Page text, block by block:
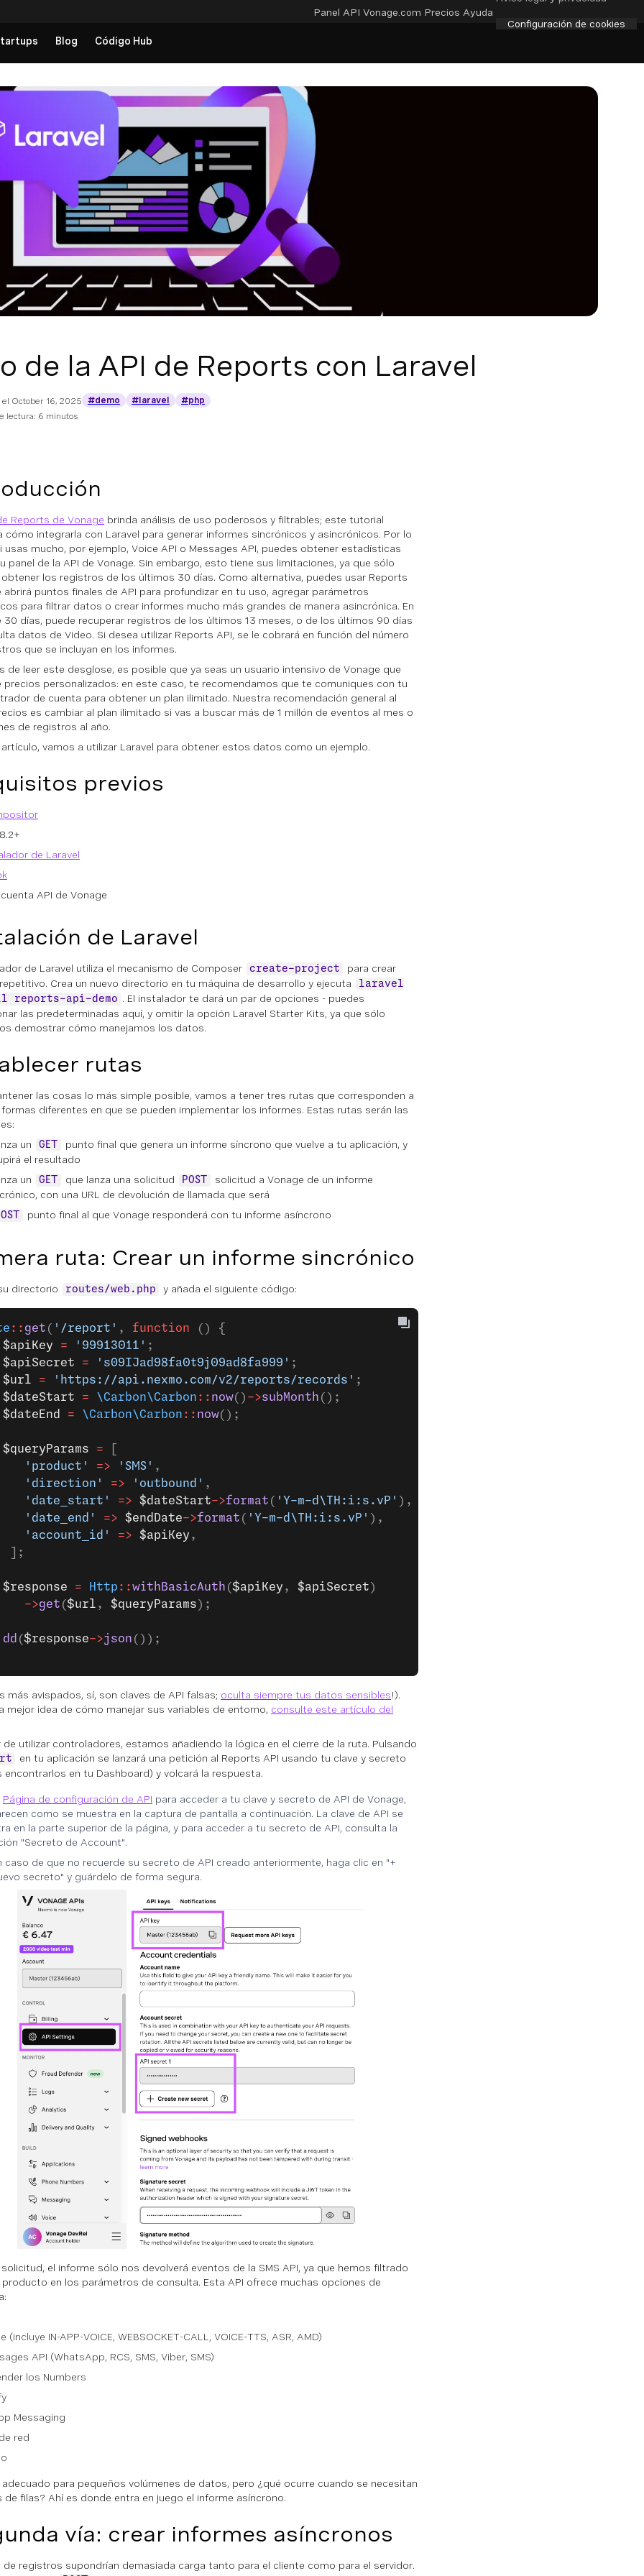
Panel API Vonage.com Precios Ayuda
Configuración de cookies
Blog Código Hub
de la API de Reports con Laravel
el October 16, 2025 #demo #laravel
#php
lectura: 6 minutos
Reports de Vonage brinda análisis de uso poderosos y filtrables; este tutorial
cómo integrarla con Laravel para generar informes sincrónicos y asincrónicos. Por lo
usas mucho, por ejemplo, Voice API o Messages API, puedes obtener estadísticas
panel de la API de Vonage. Sin embargo, esto tiene sus limitaciones, ya que sólo
los registros de los últimos 30 días. Como alternativa, puedes usar Reports
abrirá puntos finales de API para profundizar en tu uso, agregar parámetros
para filtrar datos o crear informes mucho más grandes de manera asincrónica. En
30 días, puede recuperar registros de los últimos 13 meses, o de los últimos 90 días
datos de Video. Si desea utilizar Reports API, se le cobrará en función del número
que se incluyan en los informes.
de leer este desglose, es posible que ya seas un usuario intensivo de Vonage que
precios personalizados: en este caso, te recomendamos que te comuniques con tu
de cuenta para obtener un plan ilimitado. Nuestra recomendación general al
es cambiar al plan ilimitado si vas a buscar más de 1 millón de eventos al mes o
de registros al año.
artículo, vamos a utilizar Laravel para obtener estos datos como un ejemplo.
previos
de Laravel
cuenta API de Vonage
de Laravel
de Laravel utiliza el mecanismo de Composer create-project
para crear
Crea un nuevo directorio en tu máquina de desarrollo y ejecuta
laravel
reports-api-demo . El instalador te dará un par de opciones - puedes
las predeterminadas aquí, y omitir la opción Laravel Starter Kits, ya que sólo
demostrar cómo manejamos los datos.
rutas
las cosas lo más simple posible, vamos a tener tres rutas que corresponden a
diferentes en que se pueden implementar los informes. Estas rutas serán las
un
GET punto final que genera un informe síncrono que vuelve a tu aplicación, y
el resultado
un
GET que lanza una solicitud POST
solicitud a Vonage de un informe
con una URL de devolución de llamada que será
punto final al que Vonage responderá con tu informe asíncrono
ruta: Crear un informe sincrónico
directorio routes/web.php y añada el siguiente código:
:: get ( '/report' , function () {
$apiKey
= '99913011' ;
$apiSecret
= 's09IJad98fa0t9j09ad8fa999' ;
$url
= 'https://api.nexmo.com/v2/reports/records' ;
$dateStart
= \Carbon\Carbon :: now() ->subMonth ();
= \Carbon\Carbon :: now();
$queryParams
=
=> 'SMS' ,
=> 'outbound' ,
=> $dateStart->format ( 'Y-m-d\TH:i:s.vP' ),
=> $endDate->format ( 'Y-m-d\TH:i:s.vP' ),
=> $apiKey ,
];
$response
= Http ::withBasicAuth ($apiKey , $apiSecret )
get ($url , $queryParams );
($response->json ());
más avispados, sí, son claves de API falsas; oculta siempre tus datos sensibles!).
mejor idea de cómo manejar sus variables de entorno, consulte este artículo del
de utilizar controladores, estamos añadiendo la lógica en el cierre de la ruta. Pulsando
en tu aplicación se lanzará una petición al Reports API usando tu clave y secreto
encontrarlos en tu Dashboard) y volcará la respuesta.
Página de configuración de API para acceder a tu clave y secreto de API de Vonage,
como se muestra en la captura de pantalla a continuación. La clave de API se
en la parte superior de la página, y para acceder a tu secreto de API, consulta la
"Secreto de Account".
caso de que no recuerde su secreto de API creado anteriormente, haga clic en "+
secreto" y guárdelo de forma segura.
solicitud, el informe sólo nos devolverá eventos de la SMS API, ya que hemos filtrado
producto en los parámetros de consulta. Esta API ofrece muchas opciones de
(incluye IN-APP-VOICE, WEBSOCKET-CALL, VOICE-TTS, ASR, AMD)
API (WhatsApp, RCS, SMS, Viber, SMS)
los Numbers
Messaging
red
para pequeños volúmenes de datos, pero ¿qué ocurre cuando se necesitan
de filas? Ahí es donde entra en juego el informe asíncrono.
vía: crear informes asíncronos
de registros supondrían demasiada carga tanto para el cliente como para el servidor.